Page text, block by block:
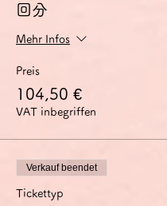
Betrag in Yen abhängig vom
durch das von Ihnen
ändert.
回分
Mehr Infos
Preis
104,50 €
VAT inbegriffen
Verkauf beendet
Tickettyp